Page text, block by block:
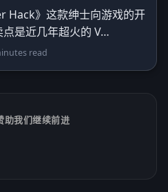
Hack》这款绅士向游戏的开
是近几年超火的 V…
read
助我们继续前进